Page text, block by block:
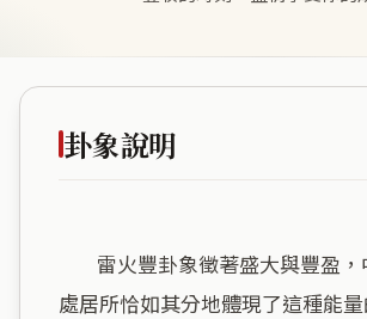
卦象說明
處居所恰如其分地體現了這種能